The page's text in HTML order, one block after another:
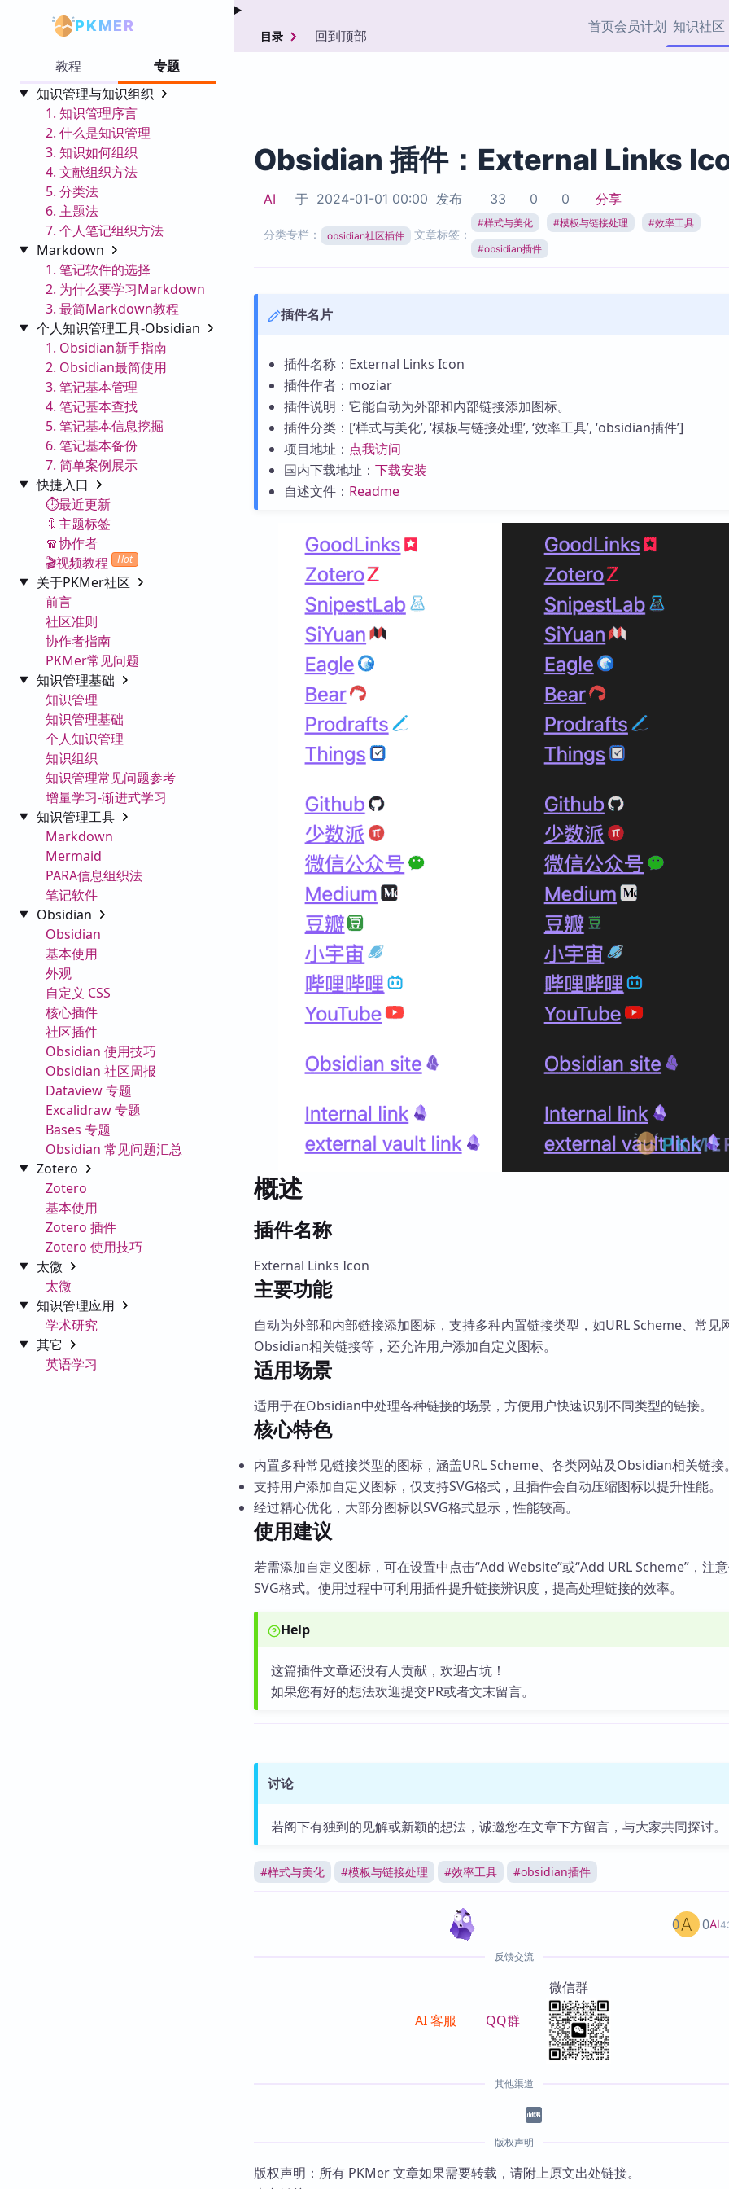
PKMER 首页会员计划 知识社区
协作者
热门链接Top5
加速访问 Obsidian 官方
市场
Zotero 插件
教程
专题
知识管理与知识组织
1. 知识管理序言
2. 什么是知识管理
3. 知识如何组织
4. 文献组织方法
5. 分类法
6. 主题法
7. 个人笔记组织方法
Markdown
1. 笔记软件的选择
2. 为什么要学习Markdown
3. 最简Markdown教程
个人知识管理工具-Obsidian
1. Obsidian新手指南
2. Obsidian最简使用
3. 笔记基本管理
4. 笔记基本查找
5. 笔记基本信息挖掘
6. 笔记基本备份
7. 简单案例展示
快捷入口
⏱️最近更新
🔖主题标签
🧣协作者
🎬视频教程
Hot
关于PKMer社区
前言
社区准则
协作者指南
PKMer常见问题
知识管理基础
知识管理
知识管理基础
个人知识管理
知识组织
知识管理常见问题参考
增量学习-渐进式学习
知识管理工具
Markdown
Mermaid
PARA信息组织法
笔记软件
Obsidian
Obsidian
基本使用
外观
自定义 CSS
核心插件
社区插件
Obsidian 使用技巧
Obsidian 社区周报
Dataview 专题
Excalidraw 专题
Bases 专题
Obsidian 常见问题汇总
Zotero
Zotero
基本使用
Zotero 插件
Zotero 使用技巧
太微
太微
知识管理应用
学术研究
其它
英语学习
目录 回到顶部
Obsidian 插件：External Links
AI 于 2024-01-01 00:00 发布 33 0 0 分享
分类专栏： obsidian社区插件 文章标签：
#样式与美化 #模板与链接处理 #效率工具
#obsidian插件
插件名片
插件名称：External Links Icon
插件作者：moziar
插件说明：它能自动为外部和内部链接添加图标。
插件分类：[‘样式与美化’, ‘模板与链接处理’, ‘效率工具’, ‘obsidian插件’]
项目地址： 点我访问
国内下载地址： 下载安装
自述文件： Readme
概述
插件名称
External Links Icon
主要功能
自动为外部和内部链接添加图标，支持多种内置链接类型，如URL Scheme、常见
Obsidian相关链接等，还允许用户添加自定义图标。
适用场景
适用于在Obsidian中处理各种链接的场景，方便用户快速识别不同类型的链接。
核心特色
内置多种常见链接类型的图标，涵盖URL Scheme、各类网站及Obsidian相关链接
支持用户添加自定义图标，仅支持SVG格式，且插件会自动压缩图标以提升性能。
经过精心优化，大部分图标以SVG格式显示，性能较高。
使用建议
若需添加自定义图标，可在设置中点击“Add Website”或“Add URL Scheme”，注
SVG格式。使用过程中可利用插件提升链接辨识度，提高处理链接的效率。
Help
这篇插件文章还没有人贡献，欢迎占坑！
如果您有好的想法欢迎提交PR或者文末留言。
讨论
若阁下有独到的见解或新颖的想法，诚邀您在文章下方留言，与大家共同探讨。
#样式与美化 #模板与链接处理 #效率工具 #obsidian插件
AI
0 0
反馈交流
AI 客服 QQ群
微信群
其他渠道
版权声明
版权声明：所有 PKMer 文章如果需要转载，请附上原文出处链接。